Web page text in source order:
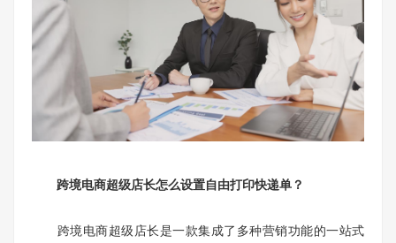
跨境电商超级店长怎么设置自由打印快递单？
跨境电商超级店长是一款集成了多种营销功能的一站式